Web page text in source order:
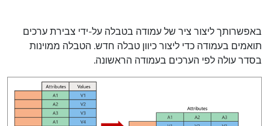
באפשרותך ליצור ציר של עמודה בטבלה על-ידי צבירת ערכים
תואמים בעמודה כדי ליצור כיוון טבלה חדש. הטבלה ממוינות
בסדר עולה לפי הערכים בעמודה הראשונה.